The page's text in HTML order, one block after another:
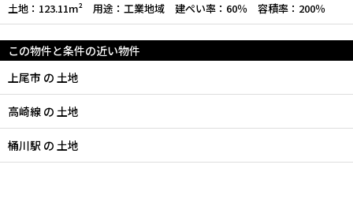
土地：123.11m² 用途：工業地域 建ぺい率：60％ 容積率：200％
この物件と条件の近い物件
上尾市 の 土地
高崎線 の 土地
桶川駅 の 土地